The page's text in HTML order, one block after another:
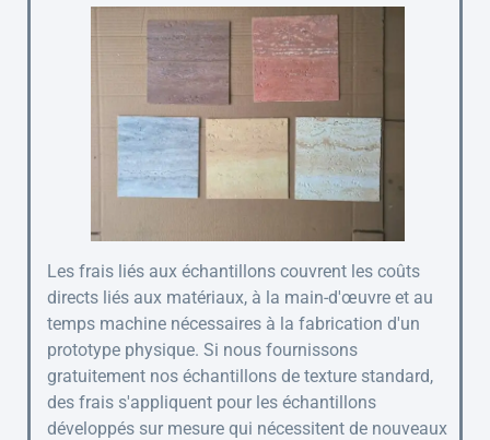
Les frais liés aux échantillons couvrent les coûts
directs liés aux matériaux, à la main-d'œuvre et au
temps machine nécessaires à la fabrication d'un
prototype physique. Si nous fournissons
gratuitement nos échantillons de texture standard,
des frais s'appliquent pour les échantillons
développés sur mesure qui nécessitent de nouveaux